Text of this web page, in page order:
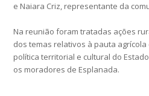
e Naiara Criz, representante da
Na reunião foram tratadas ações
dos temas relativos à pauta
política territorial e cultural do
os moradores de Esplanada.